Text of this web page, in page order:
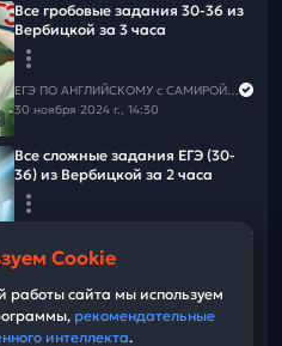
смотри в ТГ, ВК и MAX👇
Все гробовые задания 30-36 из
Вербицкой за 3 часа
ЕГЭ ПО АНГЛИЙСКОМУ с САМИРОЙ COOLешовой
30 ноября 2024 г., 14:30
Все сложные задания ЕГЭ (30-
36) из Вербицкой за 2 часа
20 декабря 2024 г., 13:00
Итоги дня
Cookie
работы сайта мы используем
рекомендательные
интеллекта.